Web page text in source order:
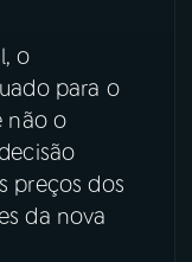
o
para o
não o
preços dos
da nova